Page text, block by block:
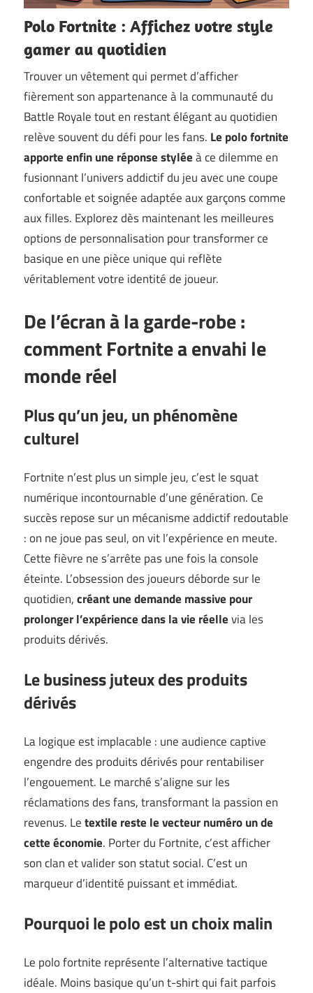
Polo Fortnite : Affichez votre style
gamer au quotidien
Trouver un vêtement qui permet d’afficher
fièrement son appartenance à la communauté du
Battle Royale tout en restant élégant au quotidien
relève souvent du défi pour les fans. Le polo fortnite
apporte enfin une réponse styléeà ce dilemme en
fusionnant l’univers addictif du jeu avec une coupe
confortable et soignée adaptée aux garçons comme
aux filles. Explorez dès maintenant les meilleures
options de personnalisation pour transformer ce
basique en une pièce unique qui reflète
véritablement votre identité de joueur.
De l’écran à la garde-robe :
comment Fortnite a envahi le
monde réel
Plus qu’un jeu, un phénomène
culturel
Fortnite n’est plus un simple jeu, c’est le squat
numérique incontournable d’une génération. Ce
succès repose sur un mécanisme addictif redoutable
: on ne joue pas seul, on vit l’expérience en meute.
Cette fièvre ne s’arrête pas une fois la console
éteinte. L’obsession des joueurs déborde sur le
quotidien,créant une demande massive pour
prolonger l’expérience dans la vie réellevia les
produits dérivés.
Le business juteux des produits
dérivés
La logique est implacable : une audience captive
engendre des produits dérivés pour rentabiliser
l’engouement. Le marché s’aligne sur les
réclamations des fans, transformant la passion en
revenus. Letextile reste le vecteur numéro un de
cette économie. Porter du Fortnite, c’est afficher
son clan et valider son statut social. C’est un
marqueur d’identité puissant et immédiat.
Pourquoi le polo est un choix malin
Le polo fortnite représente l’alternative tactique
idéale. Moins basique qu’un t-shirt qui fait parfois